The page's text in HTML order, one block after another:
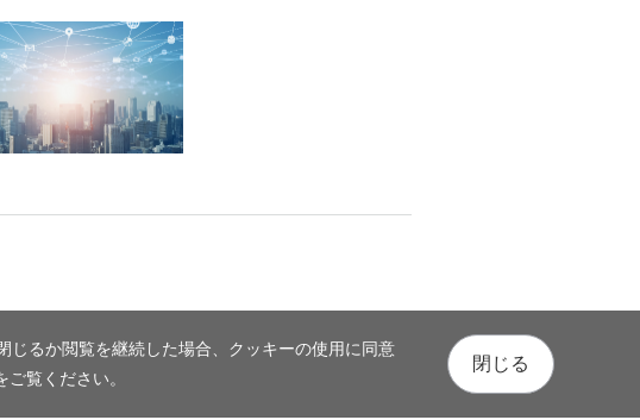
じるか閲覧を継続した場合、クッキーの使用に同意
ご覧ください。
閉じる